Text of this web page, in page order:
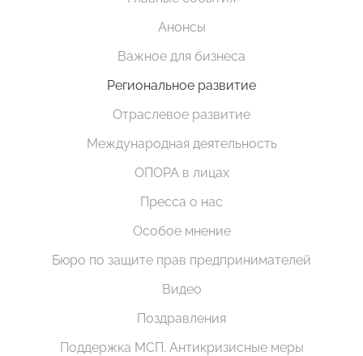
Анонсы
Важное для бизнеса
Региональное развитие
Отраслевое развитие
Международная деятельность
ОПОРА в лицах
Пресса о нас
Особое мнение
Бюро по защите прав предпринимателей
Видео
Поздравления
Поддержка МСП. Антикризисные меры